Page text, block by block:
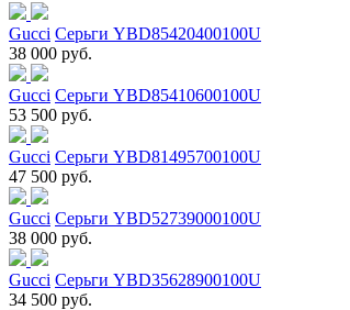
Gucci Серьги YBD85420400100U
38 000 руб.
Gucci Серьги YBD85410600100U
53 500 руб.
Gucci Серьги YBD81495700100U
47 500 руб.
Gucci Серьги YBD52739000100U
38 000 руб.
Gucci Серьги YBD35628900100U
34 500 руб.